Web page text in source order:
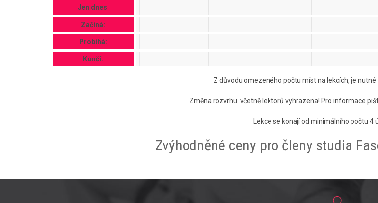
Jen dnes:
Začíná:
Probíhá:
Končí:
Z důvodu omezeného počtu míst na lekcích, je
Změna rozvrhu včetně lektorů vyhrazena! Pro informace
Lekce se konají od minimálního počtu 4
Zvýhodněné ceny pro členy studia